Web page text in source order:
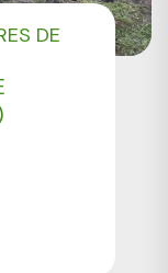
DE